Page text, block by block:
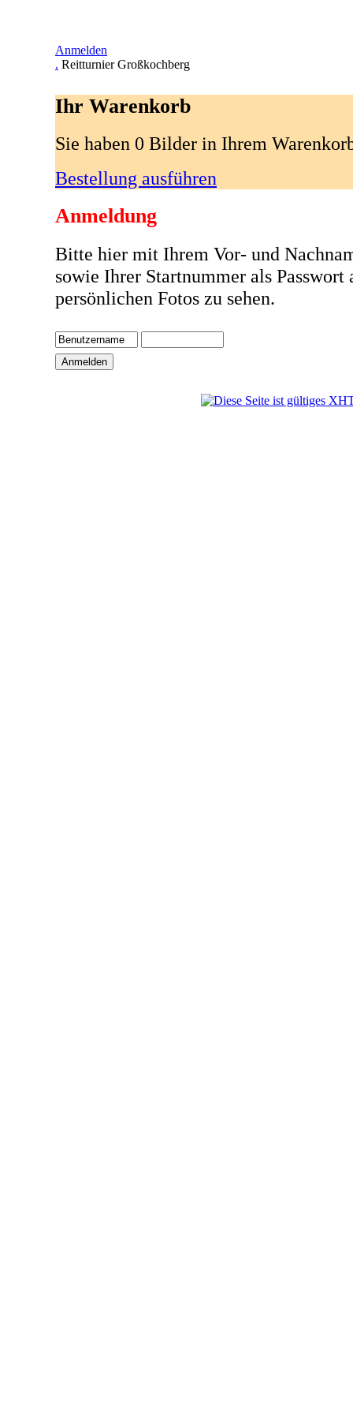
Anmelden
. Reitturnier Großkochberg
Ihr Warenkorb
Sie haben 0 Bilder in Ihrem
Bestellung ausführen
Anmeldung
Bitte hier mit Ihrem Vor- und
sowie Ihrer Startnummer als Passwort
persönlichen Fotos zu sehen.